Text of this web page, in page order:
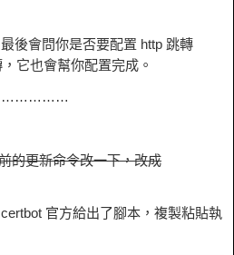
後會問你是否要配置 http 跳轉
它也會幫你配置完成。
………………
的更新命令改一下，改成
官方給出了腳本，複製粘貼執